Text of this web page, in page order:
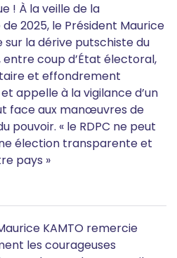
! À la veille de la
2025, le Président Maurice
sur la dérive putschiste du
entre coup d’État électoral,
et effondrement
appelle à la vigilance d’un
face aux manœuvres de
pouvoir. « le RDPC ne peut
élection transparente et
pays »
KAMTO remercie
les courageuses